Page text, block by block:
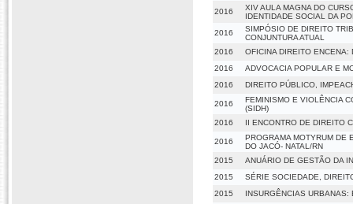
2016
XIV AULA MAGNA DO
IDENTIDADE SOCIAL DA
2016
SIMPÓSIO DE DIREITO
CONJUNTURA ATUAL
2016
OFICINA DIREITO
2016
ADVOCACIA POPULAR E
2016
DIREITO PÚBLICO,
2016
FEMINISMO E VIOLÊNCIA
(SIDH)
2016
II ENCONTRO DE DIREITO
2016
PROGRAMA MOTYRUM DE
DO JACÓ- NATAL/RN
2015
ANUÁRIO DE GESTÃO DA
2015
SÉRIE SOCIEDADE,
2015
INSURGÊNCIAS URBANAS: